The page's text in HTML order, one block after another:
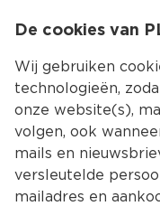
Terug
De cookies van
Wij gebruiken
technologieën,
onze website(s),
volgen, ook
mails en
versleutelde
mailadres en